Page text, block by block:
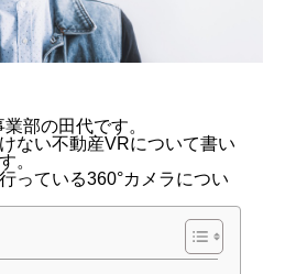
部の田代です。
ない不動産VRについて書い
。
っている360°カメラについ